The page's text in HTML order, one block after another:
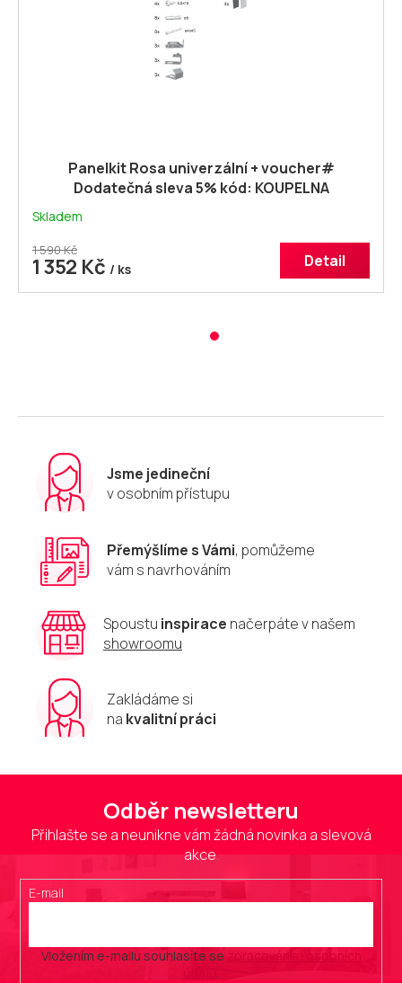
Panelkit Rosa univerzální + voucher#
Dodatečná sleva 5% kód: KOUPELNA
Skladem
1 590 Kč
1 352 Kč / ks Detail
Jsme jedineční
v osobním přístupu
Přemýšlíme s Vámi, pomůžeme
vám s navrhováním
Spoustu inspirace načerpáte v našem
showroomu
Zakládáme si
na kvalitní práci
Odběr newsletteru
Přihlašte se a neunikne vám žádná novinka a slevová
akce.
E-mail
Vložením e-mailu souhlasíte se zpracováním osobních
.